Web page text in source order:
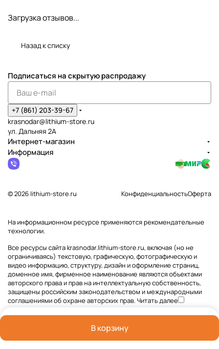
Загрузка отзывов...
Назад к списку
В корзину
Подписаться на скрытую распродажу
+7 (861) 203-39-67
krasnodar@lithium-store.ru
ул. Дальняя 2А
Интернет-магазин
Информация
© 2026 lithium-store.ru КонфиденциальностьОферта
На информационном ресурсе применяютсярекомендательные
технологии.
Все ресурсы сайта krasnodar.lithium-store.ru, включая (но не
ограничиваясь) текстовую, графическую, фотографическую и
видео информацию, структуру, дизайн и оформление страниц,
доменное имя, фирменное наименование являются объектами
авторского права и прав на интеллектуальную собственность,
защищены российским законодательством и международными
соглашениями об охране авторских прав.Читать далее